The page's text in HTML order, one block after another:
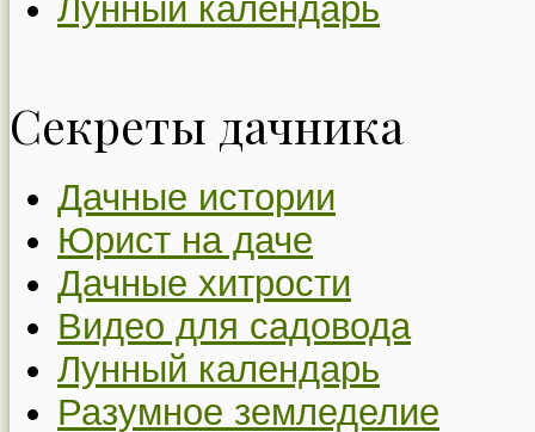
Лунный календарь
Секреты дачника
Дачные истории
Юрист на даче
Дачные хитрости
Видео для садовода
Лунный календарь
Разумное земледелие